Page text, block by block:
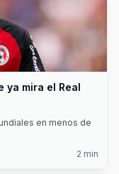
ya mira el Real
en menos de
2 min